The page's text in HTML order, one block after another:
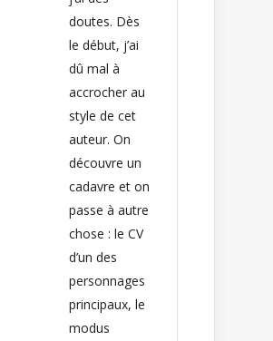
doutes. Dès
le début, j’ai
dû mal à
accrocher au
style de cet
auteur. On
découvre un
cadavre et on
passe à autre
chose : le CV
d’un des
personnages
principaux, le
modus